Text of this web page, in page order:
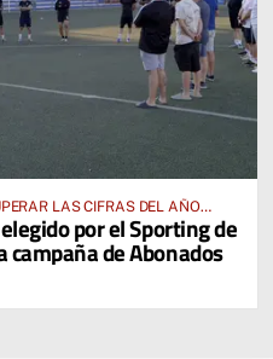
LAS CIFRAS DEL AÑO
por el Sporting de
campaña de Abonados